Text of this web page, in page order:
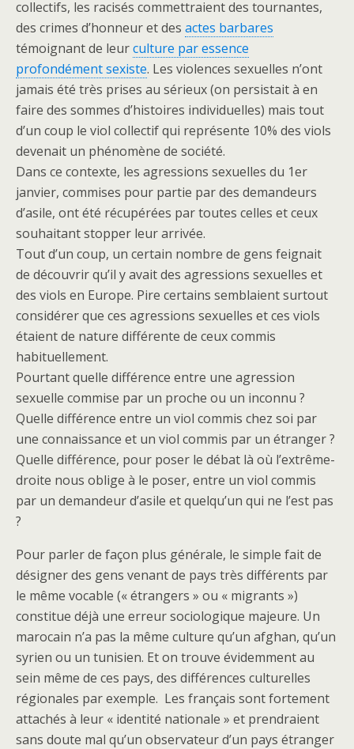
collectifs, les racisés commettraient des tournantes,
des crimes d’honneur et des actes barbares
témoignant de leurculture par essence
profondément sexiste. Les violences sexuelles n’ont
jamais été très prises au sérieux (on persistait à en
faire des sommes d’histoires individuelles) mais tout
d’un coup le viol collectif qui représente 10% des viols
devenait un phénomène de société.
Dans ce contexte, les agressions sexuelles du 1er
janvier, commises pour partie par des demandeurs
d’asile, ont été récupérées par toutes celles et ceux
souhaitant stopper leur arrivée.
Tout d’un coup, un certain nombre de gens feignait
de découvrir qu’il y avait des agressions sexuelles et
des viols en Europe. Pire certains semblaient surtout
considérer que ces agressions sexuelles et ces viols
étaient de nature différente de ceux commis
habituellement.
Pourtant quelle différence entre une agression
sexuelle commise par un proche ou un inconnu ?
Quelle différence entre un viol commis chez soi par
une connaissance et un viol commis par un étranger ?
Quelle différence, pour poser le débat là où l’extrême-
droite nous oblige à le poser, entre un viol commis
par un demandeur d’asile et quelqu’un qui ne l’est pas
?
Pour parler de façon plus générale, le simple fait de
désigner des gens venant de pays très différents par
le même vocable (« étrangers » ou « migrants »)
constitue déjà une erreur sociologique majeure. Un
marocain n’a pas la même culture qu’un afghan, qu’un
syrien ou un tunisien. Et on trouve évidemment au
sein même de ces pays, des différences culturelles
régionales par exemple. Les français sont fortement
attachés à leur « identité nationale » et prendraient
sans doute mal qu’un observateur d’un pays étranger